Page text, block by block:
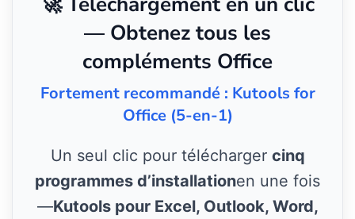
— Obtenez tous les
compléments Office
Fortement recommandé : Kutools for
Office (5-en-1)
Un seul clic pour télécharger cinq
programmes d’installationen une fois
—Kutools pour Excel, Outlook, Word,